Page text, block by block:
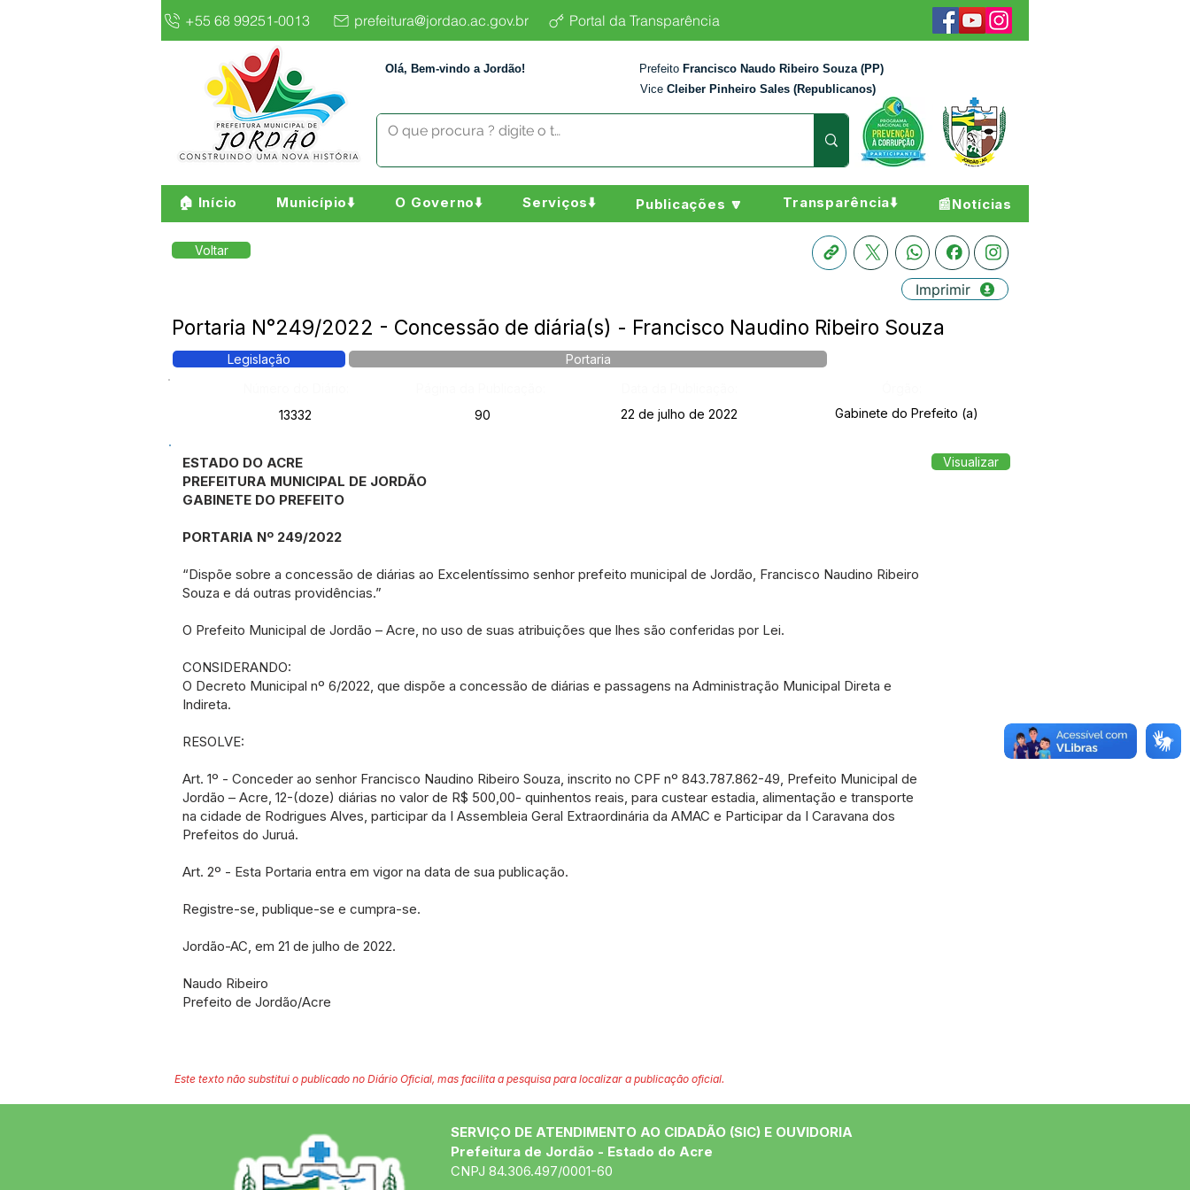
+55 68 99251-0013 prefeitura@jordao.ac.gov.br Portal da Transparência
Olá, Bem-vindo a Jordão! Prefeito Francisco Naudo Ribeiro Souza (PP)
Vice Cleiber Pinheiro Sales (Republicanos)
🏠 Início Município⬇️ O Governo⬇️ Serviços⬇️ Publicações 🔽 Transparência⬇️ 📰Notícias
Voltar
Imprimir
Portaria N°249/2022 - Concessão de diária(s) - Francisco Naudino Ribeiro Souza
Legislação
Portaria
13332
90 22 de julho de 2022 Gabinete do Prefeito (a)
ESTADO DO ACRE
PREFEITURA MUNICIPAL DE JORDÃO
GABINETE DO PREFEITO
PORTARIA Nº 249/2022
“Dispõe sobre a concessão de diárias ao Excelentíssimo senhor prefeito municipal de Jordão, Francisco Naudino Ribeiro
Souza e dá outras providências.”
O Prefeito Municipal de Jordão – Acre, no uso de suas atribuições que lhes são conferidas por Lei.
CONSIDERANDO:
O Decreto Municipal nº 6/2022, que dispõe a concessão de diárias e passagens na Administração Municipal Direta e
Indireta.
RESOLVE:
Art. 1º - Conceder ao senhor Francisco Naudino Ribeiro Souza, inscrito no CPF nº 843.787.862-49, Prefeito Municipal de
Jordão – Acre, 12-(doze) diárias no valor de R$ 500,00- quinhentos reais, para custear estadia, alimentação e transporte
na cidade de Rodrigues Alves, participar da I Assembleia Geral Extraordinária da AMAC e Participar da I Caravana dos
Prefeitos do Juruá.
Art. 2º - Esta Portaria entra em vigor na data de sua publicação.
Registre-se, publique-se e cumpra-se.
Jordão-AC, em 21 de julho de 2022.
Naudo Ribeiro
Prefeito de Jordão/Acre
Visualizar
Este texto não substitui o publicado no Diário Oficial, mas facilita a pesquisa para localizar a publicação oficial.
SERVIÇO DE ATENDIMENTO AO CIDADÃO (SIC) E OUVIDORIA
Prefeitura de Jordão - Estado do Acre
CNPJ 84.306.497/0001-60